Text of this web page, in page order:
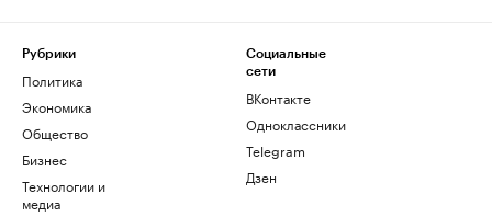
Рубрики
Политика
Экономика
Общество
Бизнес
Технологии и
медиа
Социальные
сети
ВКонтакте
Одноклассники
Telegram
Дзен